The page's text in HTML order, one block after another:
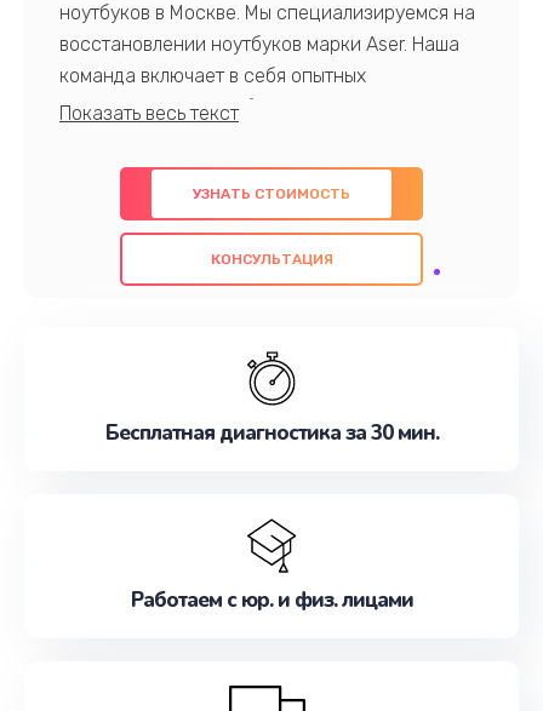
ноутбуков в Москве. Мы специализируемся на
восстановлении ноутбуков марки Aser. Наша
команда включает в себя опытных
профессионалов с обширными знаниями и
предлагаем быстрый и качественный ремонт с
использованием оригинальных компонентов, а
также гарантируем качество всех
проведенных работ. Наша цель - предоставить
наилучшим образом. Не медлите записаться на
УЗНАТЬ СТОИМОСТЬ
КОНСУЛЬТАЦИЯ
Бесплатная диагностика за 30 мин.
Работаем с юр. и физ. лицами